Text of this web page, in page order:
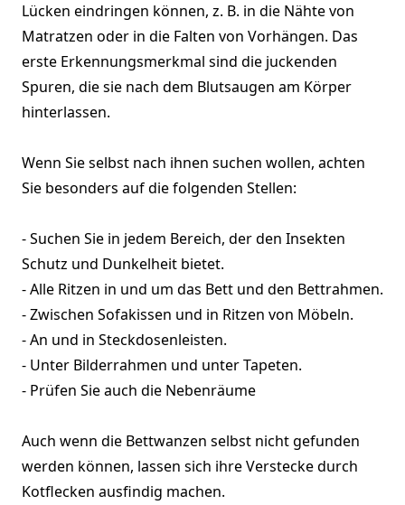
Lücken eindringen können, z. B. in die Nähte von
Matratzen oder in die Falten von Vorhängen. Das
erste Erkennungsmerkmal sind die juckenden
Spuren, die sie nach dem Blutsaugen am Körper
hinterlassen.
Wenn Sie selbst nach ihnen suchen wollen, achten
Sie besonders auf die folgenden Stellen:
- Suchen Sie in jedem Bereich, der den Insekten
Schutz und Dunkelheit bietet.
- Alle Ritzen in und um das Bett und den Bettrahmen.
- Zwischen Sofakissen und in Ritzen von Möbeln.
- An und in Steckdosenleisten.
- Unter Bilderrahmen und unter Tapeten.
- Prüfen Sie auch die Nebenräume
Auch wenn die Bettwanzen selbst nicht gefunden
werden können, lassen sich ihre Verstecke durch
Kotflecken ausfindig machen.